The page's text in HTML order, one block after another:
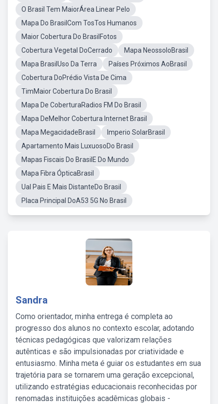
O Brasil Tem MaiorÁrea Linear Pelo
Mapa Do BrasilCom TosTos Humanos
Maior Cobertura Do BrasilFotos
Cobertura Vegetal DoCerrado
Mapa NeossoloBrasil
Mapa BrasilUso Da Terra
Países Próximos AoBrasil
Cobertura DoPrédio Vista De Cima
TimMaior Cobertura Do Brasil
Mapa De CoberturaRadios FM Do Brasil
Mapa DeMelhor Cobertura Internet Brasil
Mapa MegacidadeBrasil
Imperio SolarBrasil
Apartamento Mais LuxuosoDo Brasil
Mapas Fiscais Do BrasilE Do Mundo
Mapa Fibra ÓpticaBrasil
Ual Pais E Mais DistanteDo Brasil
Placa Principal DoA53 5G No Brasil
Sandra
Como orientador, minha entrega é completa ao
progresso dos alunos no contexto escolar, adotando
técnicas pedagógicas que valorizam relações
autênticas e são impulsionadas por criatividade e
entusiasmo. Minha meta é guiar os estudantes em sua
trajetória para se tornarem uma geração excepcional,
utilizando estratégias educacionais reconhecidas por
renomadas instituições acadêmicas globais -